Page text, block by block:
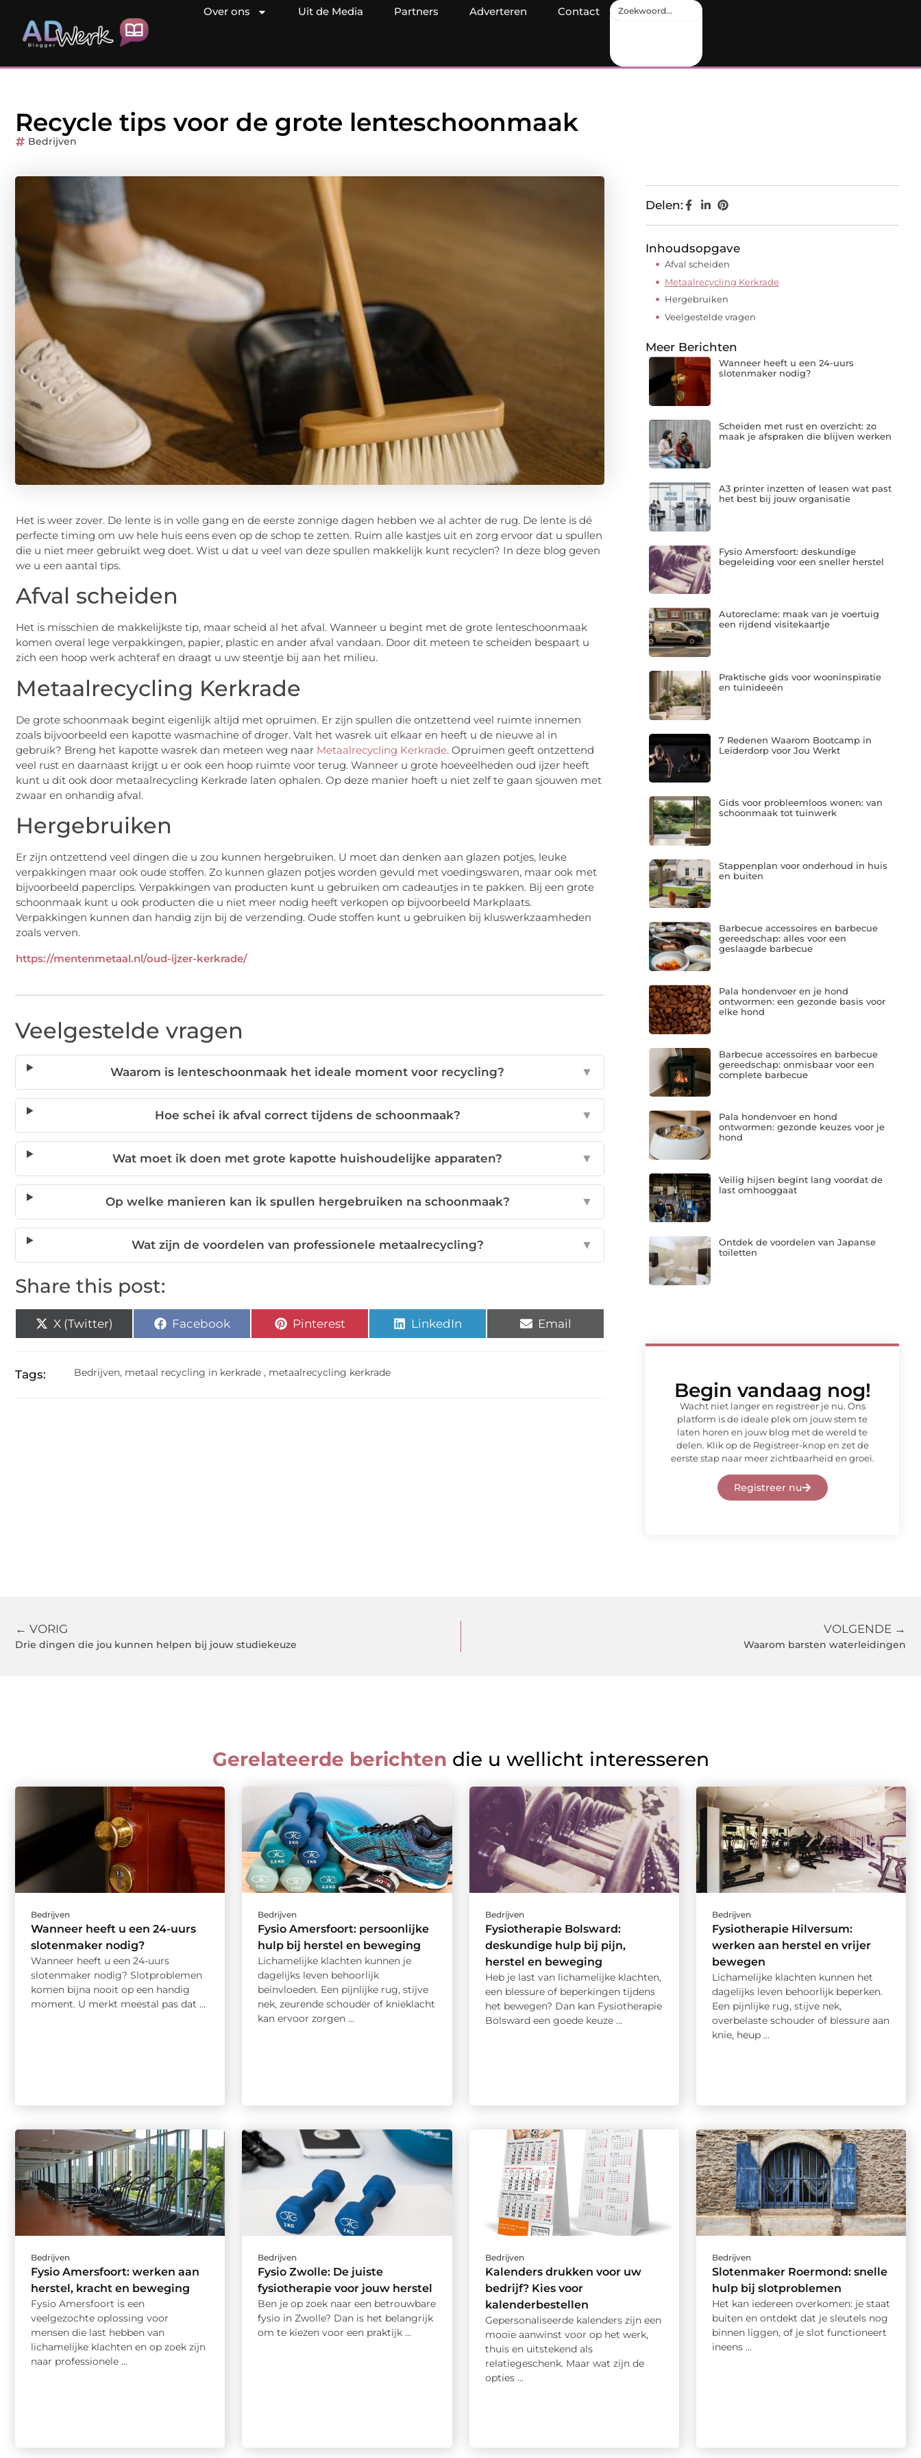
Over ons Uit de Media Partners Adverteren Contact
Recycle tips voor de grote lenteschoonmaak
Bedrijven
Het is weer zover. De lente is in volle gang en de eerste zonnige dagen hebben we al achter de rug. De lente is dé
perfecte timing om uw hele huis eens even op de schop te zetten. Ruim alle kastjes uit en zorg ervoor dat u spullen
die u niet meer gebruikt weg doet. Wist u dat u veel van deze spullen makkelijk kunt recyclen? In deze blog geven
we u een aantal tips.
Afval scheiden
Het is misschien de makkelijkste tip, maar scheid al het afval. Wanneer u begint met de grote lenteschoonmaak
komen overal lege verpakkingen, papier, plastic en ander afval vandaan. Door dit meteen te scheiden bespaart u
zich een hoop werk achteraf en draagt u uw steentje bij aan het milieu.
Metaalrecycling Kerkrade
De grote schoonmaak begint eigenlijk altijd met opruimen. Er zijn spullen die ontzettend veel ruimte innemen
zoals bijvoorbeeld een kapotte wasmachine of droger. Valt het wasrek uit elkaar en heeft u de nieuwe al in
gebruik? Breng het kapotte wasrek dan meteen weg naar Metaalrecycling Kerkrade. Opruimen geeft ontzettend
veel rust en daarnaast krijgt u er ook een hoop ruimte voor terug. Wanneer u grote hoeveelheden oud ijzer heeft
kunt u dit ook door metaalrecycling Kerkrade laten ophalen. Op deze manier hoeft u niet zelf te gaan sjouwen met
zwaar en onhandig afval.
Hergebruiken
Er zijn ontzettend veel dingen die u zou kunnen hergebruiken. U moet dan denken aan glazen potjes, leuke
verpakkingen maar ook oude stoffen. Zo kunnen glazen potjes worden gevuld met voedingswaren, maar ook met
bijvoorbeeld paperclips. Verpakkingen van producten kunt u gebruiken om cadeautjes in te pakken. Bij een grote
schoonmaak kunt u ook producten die u niet meer nodig heeft verkopen op bijvoorbeeld Markplaats.
Verpakkingen kunnen dan handig zijn bij de verzending. Oude stoffen kunt u gebruiken bij kluswerkzaamheden
zoals verven.
https://mentenmetaal.nl/oud-ijzer-kerkrade/
Veelgestelde vragen
Waarom is lenteschoonmaak het ideale moment voor recycling? ▼
Hoe schei ik afval correct tijdens de schoonmaak? ▼
Wat moet ik doen met grote kapotte huishoudelijke apparaten? ▼
Op welke manieren kan ik spullen hergebruiken na schoonmaak? ▼
Wat zijn de voordelen van professionele metaalrecycling? ▼
Share this post:
X (Twitter) Facebook Pinterest LinkedIn Email
Tags: Bedrijven, metaal recycling in kerkrade , metaalrecycling kerkrade
Delen:
Inhoudsopgave
Afval scheiden
Metaalrecycling Kerkrade
Hergebruiken
Veelgestelde vragen
Meer Berichten
Wanneer heeft u een 24-uurs
slotenmaker nodig?
Scheiden met rust en overzicht: zo
maak je afspraken die blijven werken
A3 printer inzetten of leasen wat past
het best bij jouw organisatie
Fysio Amersfoort: deskundige
begeleiding voor een sneller herstel
Autoreclame: maak van je voertuig
een rijdend visitekaartje
Praktische gids voor wooninspiratie
en tuinideeën
7 Redenen Waarom Bootcamp in
Leiderdorp voor Jou Werkt
Gids voor probleemloos wonen: van
schoonmaak tot tuinwerk
Stappenplan voor onderhoud in huis
en buiten
Barbecue accessoires en barbecue
gereedschap: alles voor een
geslaagde barbecue
Pala hondenvoer en je hond
ontwormen: een gezonde basis voor
elke hond
Barbecue accessoires en barbecue
gereedschap: onmisbaar voor een
complete barbecue
Pala hondenvoer en hond
ontwormen: gezonde keuzes voor je
hond
Veilig hijsen begint lang voordat de
last omhooggaat
Ontdek de voordelen van Japanse
toiletten
Begin vandaag nog!
Wacht niet langer en registreer je nu. Ons
platform is de ideale plek om jouw stem te
laten horen en jouw blog met de wereld te
delen. Klik op de Registreer-knop en zet de
eerste stap naar meer zichtbaarheid en groei.
Registreer nu
← VORIG
Drie dingen die jou kunnen helpen bij jouw studiekeuze
VOLGENDE →
Waarom barsten waterleidingen
Gerelateerde berichten die u wellicht interesseren
Bedrijven
Wanneer heeft u een 24-uurs
slotenmaker nodig?
Wanneer heeft u een 24-uurs
slotenmaker nodig? Slotproblemen
komen bijna nooit op een handig
moment. U merkt meestal pas dat ...
Bedrijven
Fysio Amersfoort: persoonlijke
hulp bij herstel en beweging
Lichamelijke klachten kunnen je
dagelijks leven behoorlijk
beïnvloeden. Een pijnlijke rug, stijve
nek, zeurende schouder of knieklacht
kan ervoor zorgen ...
Bedrijven
Fysiotherapie Bolsward:
deskundige hulp bij pijn,
herstel en beweging
Heb je last van lichamelijke klachten,
een blessure of beperkingen tijdens
het bewegen? Dan kan Fysiotherapie
Bolsward een goede keuze ...
Bedrijven
Fysiotherapie Hilversum:
werken aan herstel en vrijer
bewegen
Lichamelijke klachten kunnen het
dagelijks leven behoorlijk beperken.
Een pijnlijke rug, stijve nek,
overbelaste schouder of blessure aan
knie, heup ...
Bedrijven
Fysio Amersfoort: werken aan
herstel, kracht en beweging
Fysio Amersfoort is een
veelgezochte oplossing voor
mensen die last hebben van
lichamelijke klachten en op zoek zijn
naar professionele ...
Bedrijven
Fysio Zwolle: De juiste
fysiotherapie voor jouw herstel
Ben je op zoek naar een betrouwbare
fysio in Zwolle? Dan is het belangrijk
om te kiezen voor een praktijk ...
Bedrijven
Kalenders drukken voor uw
bedrijf? Kies voor
kalenderbestellen
Gepersonaliseerde kalenders zijn een
mooie aanwinst voor op het werk,
thuis en uitstekend als
relatiegeschenk. Maar wat zijn de
opties ...
Bedrijven
Slotenmaker Roermond: snelle
hulp bij slotproblemen
Het kan iedereen overkomen: je staat
buiten en ontdekt dat je sleutels nog
binnen liggen, of je slot functioneert
ineens ...